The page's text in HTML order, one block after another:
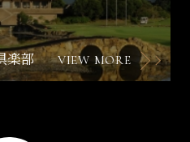
楽部 VIEW MORE